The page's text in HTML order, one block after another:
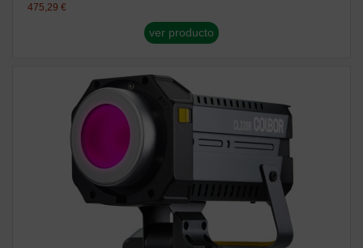
475,29 €
ver producto